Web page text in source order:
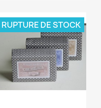
RUPTURE DE STOCK